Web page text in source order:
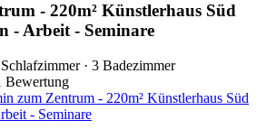
- 220m² Künstlerhaus Süd
- Arbeit - Seminare
· 3 Badezimmer
Bewertung
zum Zentrum - 220m² Künstlerhaus Süd
- Seminare